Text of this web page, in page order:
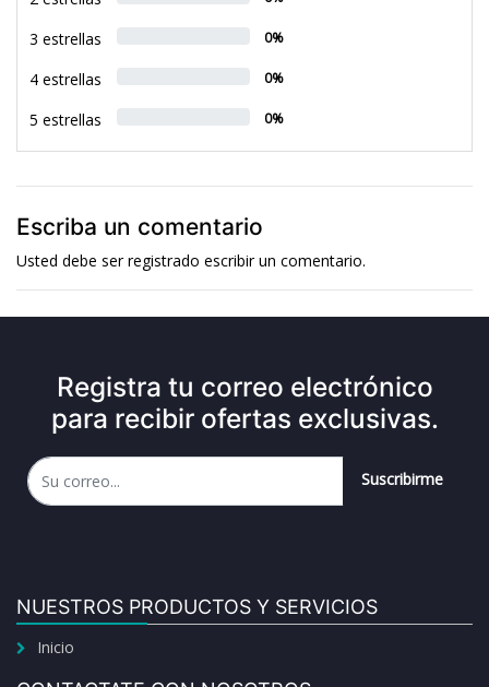
3 estrellas 0%
4 estrellas 0%
5 estrellas 0%
Escriba un comentario
Usted debe serregistrado escribir un comentario.
Registra tu correo electrónico
para recibir ofertas exclusivas.
Suscribirme
NUESTROS PRODUCTOS Y SERVICIOS
Inicio